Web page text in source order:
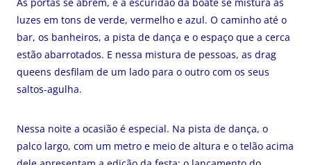
luzes em tons de verde, vermelho e azul. O caminho até o
bar, os banheiros, a pista de dança e o espaço que a cerca
estão abarrotados. E nessa mistura de pessoas, as drag
queens desfilam de um lado para o outro com os seus
saltos-agulha.
Nessa noite a ocasião é especial. Na pista de dança, o
palco largo, com um metro e meio de altura e o telão acima